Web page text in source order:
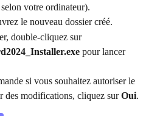
votre ordinateur).
le nouveau dossier créé.
double-cliquez sur
pour lancer
si vous souhaitez autoriser le
des modifications, cliquez sur Oui.